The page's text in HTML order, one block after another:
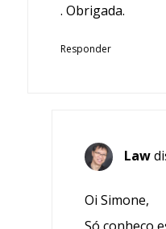
. Obrigada.
Responder
Law
Oi Simone,